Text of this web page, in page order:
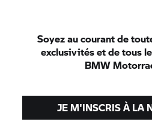
Soyez au courant de
exclusivités et de tous
BMW
JE M'INSCRIS À LA